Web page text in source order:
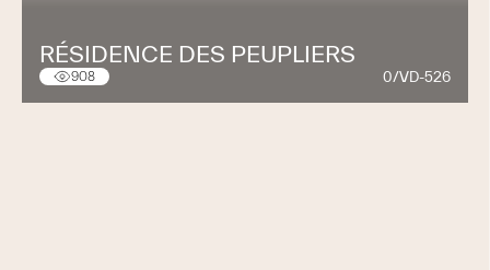
RÉSIDENCE DES PEUPLIERS
908 0/VD-526